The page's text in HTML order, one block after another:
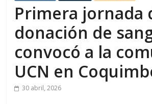
Primera jornada
donación de
convocó a la
UCN en
30 abril, 2026